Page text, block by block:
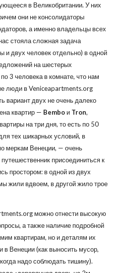
в Великобритании. У них
они не консолидаторы
а именно владельцы всех
стояла сложная задача
и двух человек отдельно) в одной
на шестерых
3 человека в комнате, что нам
люди в Veniceapartments.org
вариант двух не очень далеко
квартир — Bembo и Tron,
на три дня, то есть по 50
тех шикарных условий, в
меркам Венеции, — очень
присоединиться к
простором: в одной из двух
жили вдвоем, в другой жило трое
можно отнести высокую
а также наличие подробной
квартирам, но и деталям их
Венеции (как выносить мусор,
надо соблюдать тишину).